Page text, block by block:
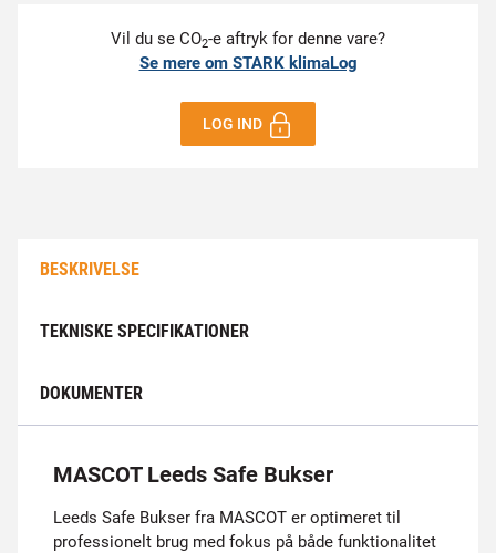
Vil du se CO2-e aftryk for denne vare?
Se mere om STARK klimaLog
LOG IND
BESKRIVELSE
TEKNISKE SPECIFIKATIONER
DOKUMENTER
MASCOT Leeds Safe Bukser
Leeds Safe Bukser fra MASCOT er optimeret til
professionelt brug med fokus på både funktionalitet